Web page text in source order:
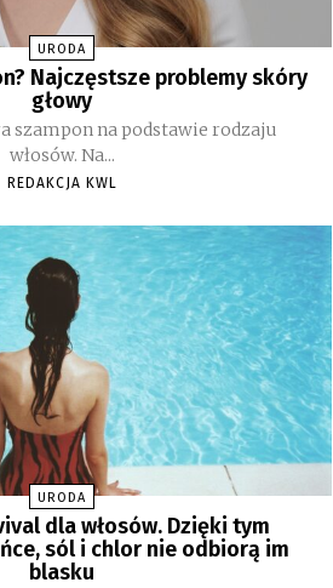
URODA
Najczęstsze problemy skóry
głowy
szampon na podstawie rodzaju
włosów. Na...
REDAKCJA KWL
URODA
dla włosów. Dzięki tym
sól i chlor nie odbiorą im
blasku